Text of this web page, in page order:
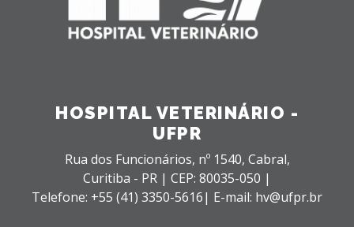
HOSPITAL VETERINÁRIO -
UFPR
Rua dos Funcionários, nº 1540, Cabral,
Curitiba - PR | CEP: 80035-050 |
Telefone: +55 (41) 3350-5616| E-mail: hv@ufpr.br